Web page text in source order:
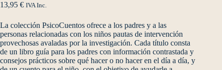
13,95 € IVA Inc.
La colección PsicoCuentos ofrece a los padres y a las
personas relacionadas con los niños pautas de intervención
provechosas avaladas por la investigación. Cada título consta
de un libro guía para los padres con información contrastada y
consejos prácticos sobre qué hacer o no hacer en el día a día, y